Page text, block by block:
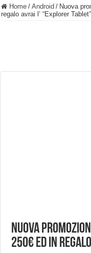
BASTA FATICARE! Questo
Home / Android / Nuova
regalo avrai l’ “Explorer Tablet”
Nuova
250€ ed in